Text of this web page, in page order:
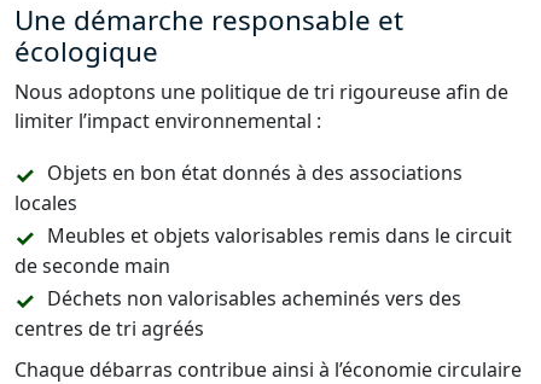
Une démarche responsable et
écologique
Nous adoptons une politique de tri rigoureuse afin de
limiter l’impact environnemental :
Objets en bon état donnés à des associations
locales
Meubles et objets valorisables remis dans le circuit
de seconde main
Déchets non valorisables acheminés vers des
centres de tri agréés
Chaque débarras contribue ainsi à l’économie circulaire